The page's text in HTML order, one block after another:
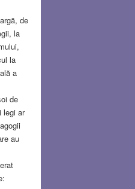
de
la
la
a
de
legi ar
au